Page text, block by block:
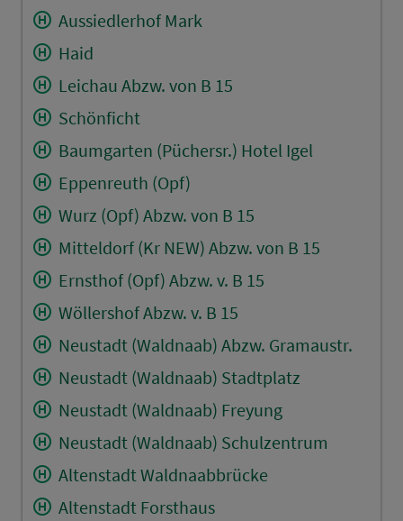
Aussiedlerhof Mark
Haid
Leichau Abzw. von B 15
Schönficht
Baumgarten (Püchersr.) Hotel Igel
Eppenreuth (Opf)
Wurz (Opf) Abzw. von B 15
Mitteldorf (Kr NEW) Abzw. von B 15
Ernsthof (Opf) Abzw. v. B 15
Wöllershof Abzw. v. B 15
Neustadt (Waldnaab) Abzw. Gramaustr.
Neustadt (Waldnaab) Stadtplatz
Neustadt (Waldnaab) Freyung
Neustadt (Waldnaab) Schulzentrum
Altenstadt Waldnaabbrücke
Altenstadt Forsthaus